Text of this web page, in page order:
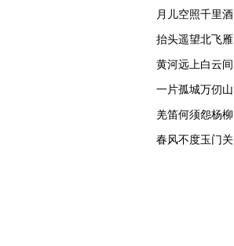
月儿空照千里酒
抬头遥望北飞雁
黄河远上白云间
一片孤城万仞山
羌笛何须怨杨柳
春风不度玉门关